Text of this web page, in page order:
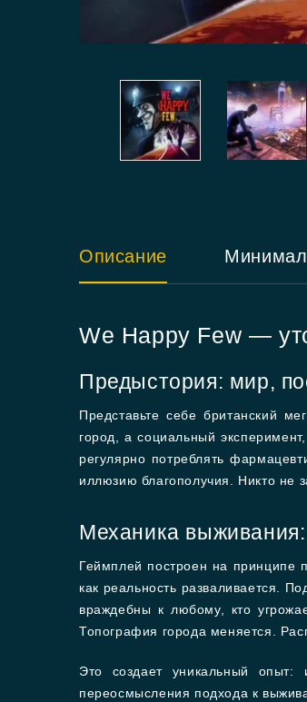
Описание
We Happy Few —
Предыстория: мир,
Представьте себе британский
город, а социальный
регулярно потреблять
иллюзию благополучия. Никто не
Механика выживания:
Геймплей построен на принципе
как реальность разваливается.
враждебны к любому, кто
Топография города меняется.
Это создает уникальный опыт:
переосмысления подхода к